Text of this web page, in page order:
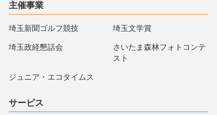
主催事業
埼玉新聞ゴルフ競技 埼玉文学賞
埼玉政経懇話会
さいたま森林フォトコンテ
スト
ジュニア・エコタイムス
サービス